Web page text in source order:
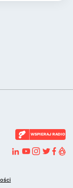
WSPIERAJ RADIO